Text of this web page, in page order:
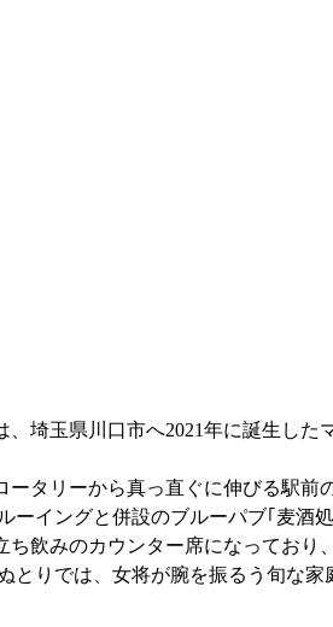
、埼玉県川口市へ2021年に誕生した
ータリーから真っ直ぐに伸びる駅前
ーイングと併設のブルーパブ｢麦酒
ち飲みのカウンター席になっており
とりでは、女将が腕を振るう旬な